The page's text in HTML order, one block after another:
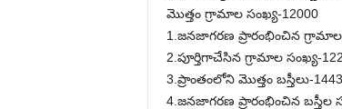
మొత్తం గ్రామాల సంఖ్య-12000
1.జనజాగరణ ప్రారంభించిన గ్రామాల
2.పూర్తిగాచేసిన గ్రామాల సంఖ్య-
3.ప్రాంతంలోని మొత్తం బస్తీలు-1443
4.జనజాగరణ ప్రారంభించిన బస్తీల